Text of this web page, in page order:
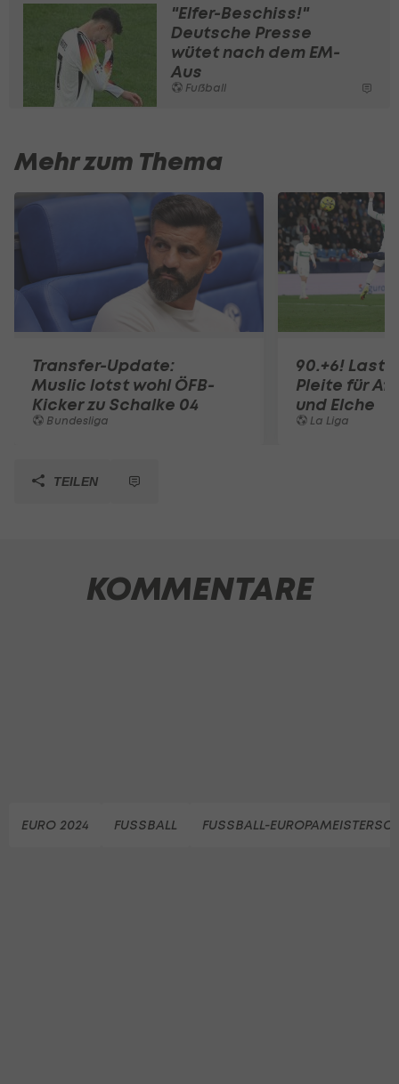
"Elfer-Beschiss!"
Deutsche Presse
wütet nach dem EM-
Aus
Fußball
Mehr zum Thema
Transfer-Update:
Muslic lotst wohl ÖFB-
Kicker zu Schalke 04
Bundesliga
90.+6!
Pleite für
und Elche
La Liga
TEILEN
KOMMENTARE
EURO 2024 FUSSBALL FUSSBALL-